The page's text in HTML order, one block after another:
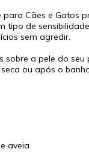
Cães e Gatos
tipo de
sem agredir.
sobre a pele do
ou após o
aveia